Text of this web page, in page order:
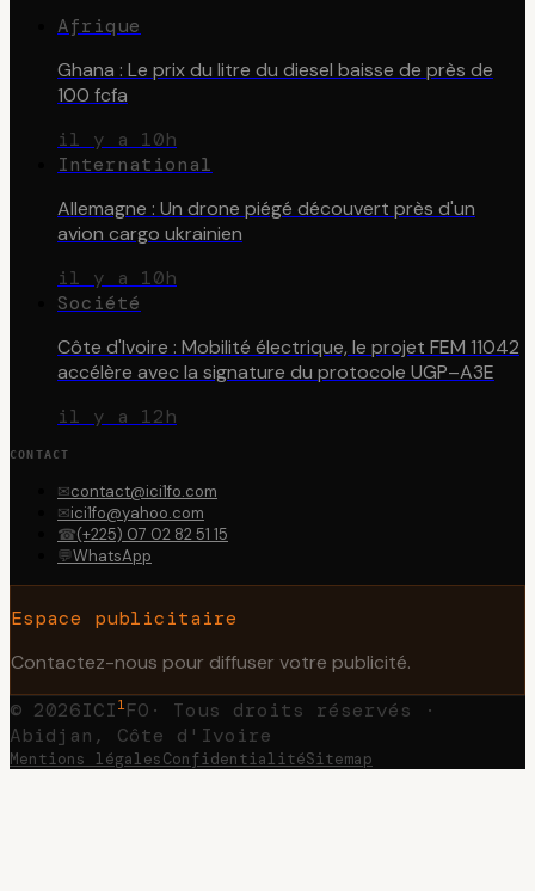
Afrique
Ghana : Le prix du litre du diesel baisse de près de
100 fcfa
il y a 10h
International
Allemagne : Un drone piégé découvert près d'un
avion cargo ukrainien
il y a 10h
Société
Côte d'Ivoire : Mobilité électrique, le projet FEM 11042
accélère avec la signature du protocole UGP–A3E
il y a 12h
CONTACT
✉contact@ici1fo.com
✉ici1fo@yahoo.com
☎(+225) 07 02 82 51 15
💬WhatsApp
Espace publicitaire
Contactez-nous pour diffuser votre publicité.
© 2026ICI 1FO · Tous droits réservés ·
Abidjan, Côte d'Ivoire
Mentions légalesConfidentialitéSitemap